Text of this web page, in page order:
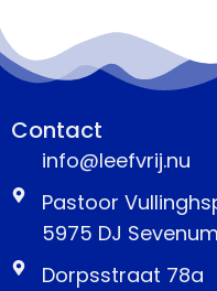
Contact
info@leefvrij.nu
Pastoor
5975 DJ Sevenum
Dorpsstraat 78a